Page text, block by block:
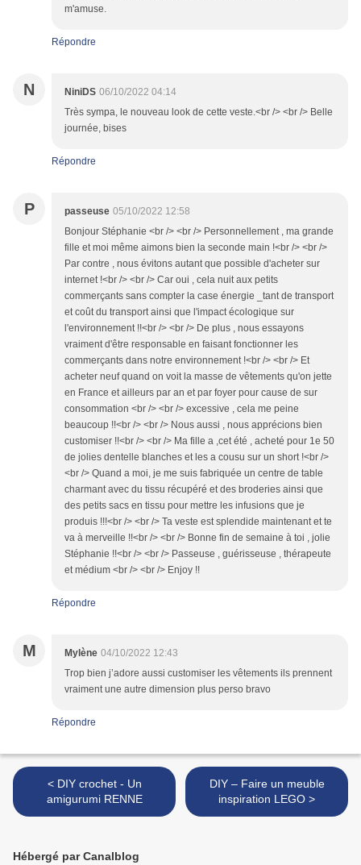
m'amuse.
Répondre
N NiniDS 06/10/2022 04:14
Très sympa, le nouveau look de cette veste.<br /> <br /> Belle
journée, bises
Répondre
P passeuse 05/10/2022 12:58
Bonjour Stéphanie <br /> <br /> Personnellement , ma grande
fille et moi même aimons bien la seconde main !<br /> <br />
Par contre , nous évitons autant que possible d'acheter sur
internet !<br /> <br /> Car oui , cela nuit aux petits
commerçants sans compter la case énergie _tant de transport
et coût du transport ainsi que l'impact écologique sur
l'environnement !!<br /> <br /> De plus , nous essayons
vraiment d'être responsable en faisant fonctionner les
commerçants dans notre environnement !<br /> <br /> Et
acheter neuf quand on voit la masse de vêtements qu'on jette
en France et ailleurs par an et par foyer pour cause de sur
consommation <br /> <br /> excessive , cela me peine
beaucoup !!<br /> <br /> Nous aussi , nous apprécions bien
customiser !!<br /> <br /> Ma fille a ,cet été , acheté pour 1e 50
de jolies dentelle blanches et les a cousu sur un short !<br />
<br /> Quand a moi, je me suis fabriquée un centre de table
charmant avec du tissu récupéré et des broderies ainsi que
des petits sacs en tissu pour mettre les infusions que je
produis !!!<br /> <br /> Ta veste est splendide maintenant et te
va à merveille !!<br /> <br /> Bonne fin de semaine à toi , jolie
Stéphanie !!<br /> <br /> Passeuse , guérisseuse , thérapeute
et médium <br /> <br /> Enjoy !!
Répondre
M Mylène 04/10/2022 12:43
Trop bien j’adore aussi customiser les vêtements ils prennent
vraiment une autre dimension plus perso bravo
Répondre
< DIY crochet - Un
amigurumi RENNE
DIY – Faire un meuble
inspiration LEGO >
Hébergé par Canalblog